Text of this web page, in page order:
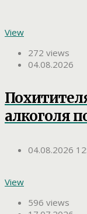
View
272 views
04.08.2026
алкоголя
04.08.2026
View
596 views